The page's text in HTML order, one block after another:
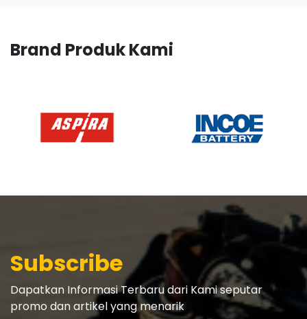
Brand Produk Kami
Subscribe
Dapatkan Informasi Terbaru dari Kami seputar
promo dan artikel yang menarik